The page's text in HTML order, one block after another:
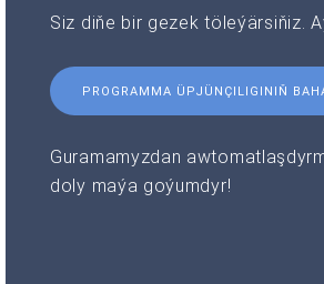
Siz diňe bir gezek töleýärsiňiz.
PROGRAMMA ÜPJÜNÇILIGINIŇ
Guramamyzdan
doly maýa goýumdyr!